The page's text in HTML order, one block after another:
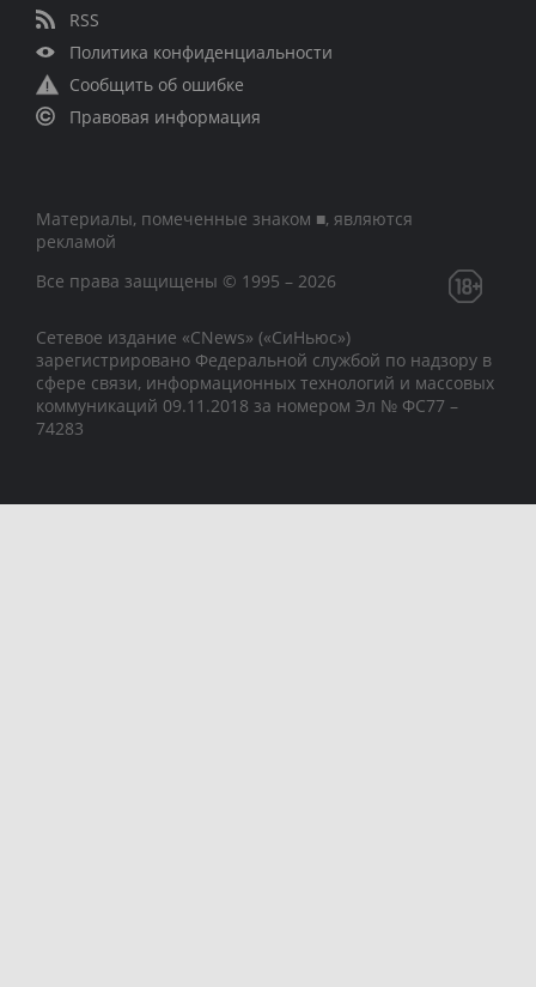
RSS
Политика конфиденциальности
Сообщить об ошибке
Правовая информация
Материалы, помеченные знаком ■, являются
рекламой
Все права защищены © 1995 – 2026
Сетевое издание «CNews» («СиНьюс»)
зарегистрировано Федеральной службой по надзору в
сфере связи, информационных технологий и массовых
коммуникаций 09.11.2018 за номером Эл № ФС77 –
74283